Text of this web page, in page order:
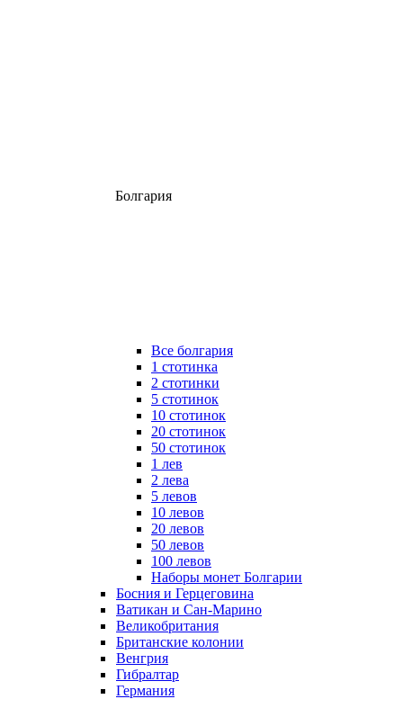
Болгария
Все болгария
1 стотинка
2 стотинки
5 стотинок
10 стотинок
20 стотинок
50 стотинок
1 лев
2 лева
5 левов
10 левов
20 левов
50 левов
100 левов
Наборы монет Болгарии
Босния и Герцеговина
Ватикан и Сан-Марино
Великобритания
Британские колонии
Венгрия
Гибралтар
Германия